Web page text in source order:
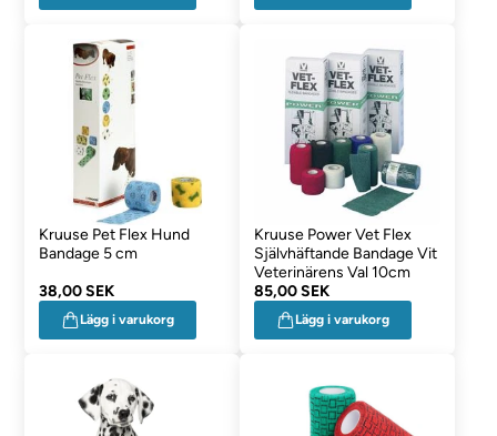
Kruuse Pet Flex Hund
Bandage 5 cm
38,00 SEK
Lägg i varukorg
Kruuse Power Vet Flex
Självhäftande Bandage Vit
Veterinärens Val 10cm
85,00 SEK
Lägg i varukorg